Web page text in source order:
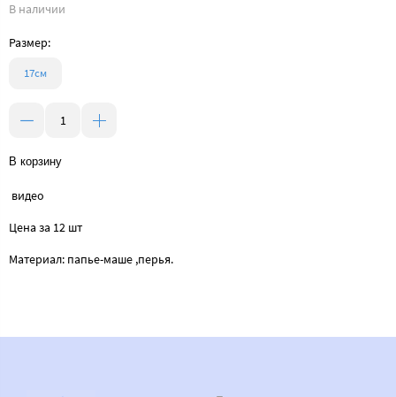
В наличии
Размер:
17см
В корзину
видео
Цена за 12 шт
Материал: папье-маше ,перья.